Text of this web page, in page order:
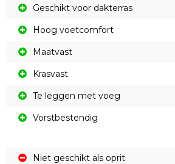
Geschikt voor dakterras
Hoog voetcomfort
Maatvast
Krasvast
Te leggen met voeg
Vorstbestendig
Niet geschikt als oprit